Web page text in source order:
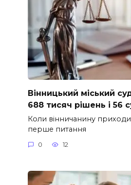
Вінницький міський
688 тисяч рішень і 56
Коли вінничанину
перше питання
0 12